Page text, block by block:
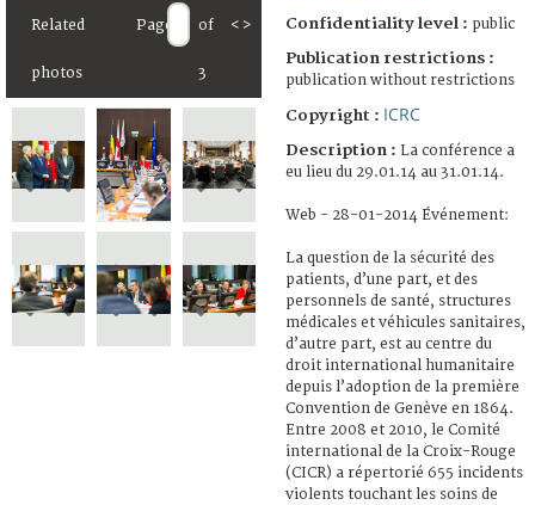
Related
photos
Page of
3
< > Confidentiality level : public
Publication restrictions :
publication without restrictions
Copyright : ICRC
Description : La conférence a
eu lieu du 29.01.14 au 31.01.14.
Web - 28-01-2014 Événement:
La question de la sécurité des
patients, d’une part, et des
personnels de santé, structures
médicales et véhicules sanitaires,
d’autre part, est au centre du
droit international humanitaire
depuis l’adoption de la première
Convention de Genève en 1864.
Entre 2008 et 2010, le Comité
international de la Croix-Rouge
(CICR) a répertorié 655 incidents
violents touchant les soins de